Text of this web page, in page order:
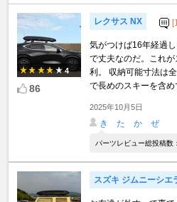
4
86
レクサス NX
気がつけば16年経過
で丈夫なのだ。これ
利。 収納可能寸法は
で長めのスキーを含
2025年10月5日
き た か ぜ
パーツレビュー総投稿数
スズキ ジムニーシエ